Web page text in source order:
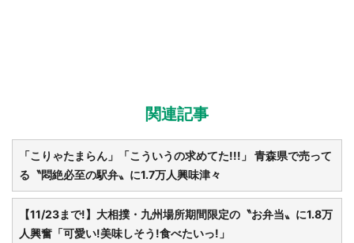
関連記事
「こりゃたまらん」「こういうの求めてた!!!」 青森県で売って
る〝悶絶必至の駅弁〟に1.7万人興味津々
【11/23まで!】大相撲・九州場所期間限定の〝お弁当〟に1.8万
人興奮「可愛い!美味しそう!食べたいっ!」